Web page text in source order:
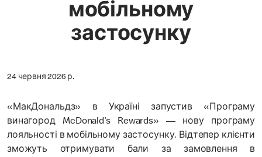
мобільному
застосунку
24 червня 2026 р.
«МакДональдз» в Україні запустив «Програму
винагород McDonald’s Rewards» — нову програму
лояльності в мобільному застосунку. Відтепер клієнти
зможуть отримувати бали за замовлення в